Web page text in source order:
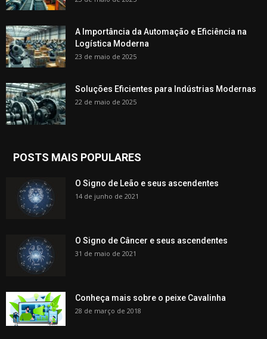
A Importância da Automação e Eficiência na
Logística Moderna
23 de maio de 2025
Soluções Eficientes para Indústrias Modernas
22 de maio de 2025
POSTS MAIS POPULARES
O Signo de Leão e seus ascendentes
14 de junho de 2021
O Signo de Câncer e seus ascendentes
31 de maio de 2021
Conheça mais sobre o peixe Cavalinha
28 de março de 2018